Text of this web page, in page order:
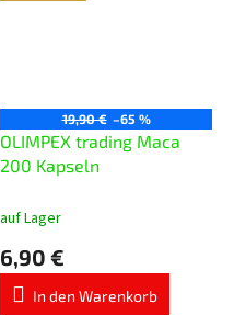
19,90 € –65 %
OLIMPEX trading Маca
200 Kapseln
auf Lager
6,90 €
In den Warenkorb